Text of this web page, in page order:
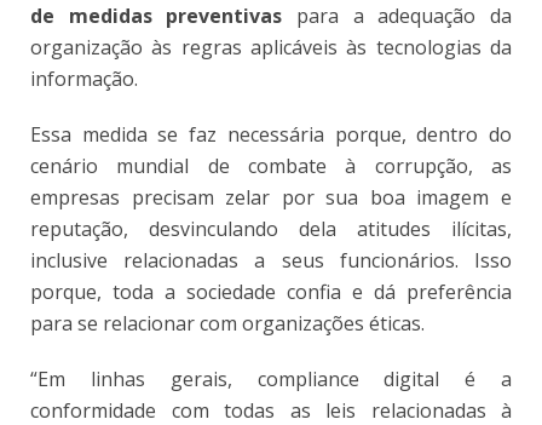
de medidas preventivas para a adequação da
organização às regras aplicáveis às tecnologias da
informação.
Essa medida se faz necessária porque, dentro do
cenário mundial de combate à corrupção, as
empresas precisam zelar por sua boa imagem e
reputação, desvinculando dela atitudes ilícitas,
inclusive relacionadas a seus funcionários. Isso
porque, toda a sociedade confia e dá preferência
para se relacionar com organizações éticas.
“Em linhas gerais, compliance digital é a
conformidade com todas as leis relacionadas à